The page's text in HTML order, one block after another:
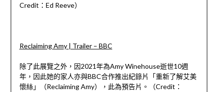
Credit：Ed Reeve）
Reclaiming Amy | Trailer – BBC
除了此展覽之外，因2021年為Amy Winehouse逝世10週
年，因此她的家人亦與BBC合作推出紀錄片「重新了解艾美
懷絲」（Reclaiming Amy），此為預告片。（Credit：